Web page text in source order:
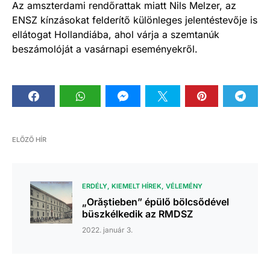
Az amszterdami rendőrattak miatt Nils Melzer, az
ENSZ kínzásokat felderítő különleges jelentéstevője is
ellátogat Hollandiába, ahol várja a szemtanúk
beszámolóját a vasárnapi eseményekről.
ELŐZŐ HÍR
ERDÉLY KIEMELT HÍREK VÉLEMÉNY
„Orăștieben” épülő bölcsődével
büszkélkedik az RMDSZ
2022. január 3.